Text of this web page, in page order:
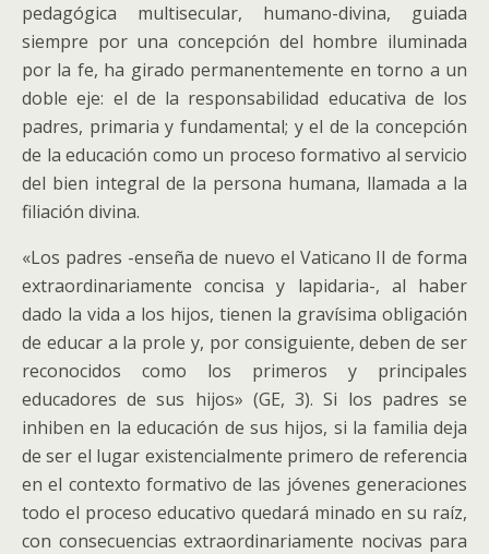
pedagógica multisecular, humano-divina, guiada
siempre por una concepción del hombre iluminada
por la fe, ha girado permanentemente en torno a un
doble eje: el de la responsabilidad educativa de los
padres, primaria y fundamental; y el de la concepción
de la educación como un proceso formativo al servicio
del bien integral de la persona humana, llamada a la
filiación divina.
«Los padres -enseña de nuevo el Vaticano II de forma
extraordinariamente concisa y lapidaria-, al haber
dado la vida a los hijos, tienen la gravísima obligación
de educar a la prole y, por consiguiente, deben de ser
reconocidos como los primeros y principales
educadores de sus hijos» (GE, 3). Si los padres se
inhiben en la educación de sus hijos, si la familia deja
de ser el lugar existencialmente primero de referencia
en el contexto formativo de las jóvenes generaciones
todo el proceso educativo quedará minado en su raíz,
con consecuencias extraordinariamente nocivas para